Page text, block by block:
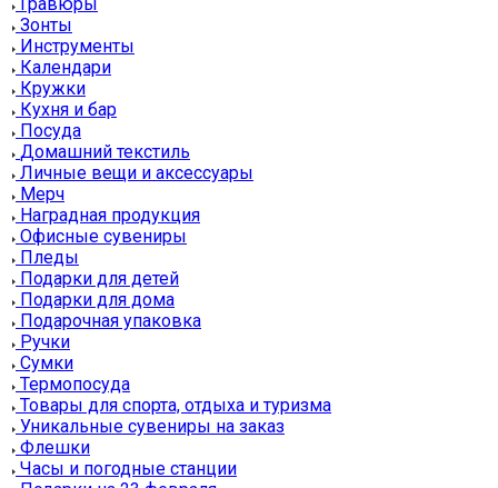
Зонты
Инструменты
Календари
Кружки
Кухня и бар
Посуда
Домашний текстиль
Личные вещи и аксессуары
Мерч
Наградная продукция
Офисные сувениры
Пледы
Подарки для детей
Подарки для дома
Подарочная упаковка
Ручки
Сумки
Термопосуда
Товары для спорта, отдыха и туризма
Уникальные сувениры на заказ
Флешки
Часы и погодные станции